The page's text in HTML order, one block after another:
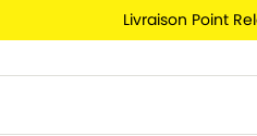
Livraison Point